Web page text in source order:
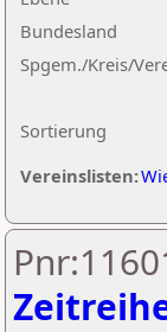
Sortierung
Bundesland
Spgem./Kreis/
Vereinslisten: